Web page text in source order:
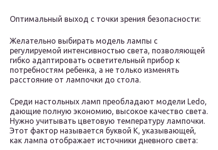
Оптимальный выход с точки зрения безопасности:
Желательно выбирать модель лампы с
регулируемой интенсивностью света, позволяющей
гибко адаптировать осветительный прибор к
потребностям ребенка, а не только изменять
расстояние от лампочки до стола.
Среди настольных ламп преобладают модели Ledo,
дающие полную экономию, высокое качество света.
Нужно учитывать цветовую температуру лампочки.
Этот фактор называется буквой K, указывающей,
как лампа отображает источники дневного света: